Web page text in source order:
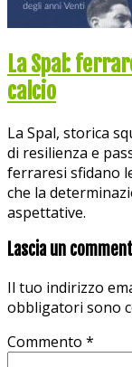
La Spal:
calcio
La Spal, storica
di resilienza e
ferraresi sfidano
che la
aspettative.
Lascia un
Il tuo indirizzo
obbligatori sono
Commento *